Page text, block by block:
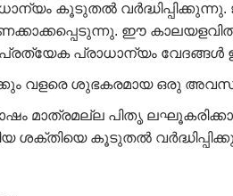
കൂടുതൽ വർദ്ധിപ്പിക്കുന്നു.
കണക്കാക്കപ്പെടുന്നു. ഈ
പ്രാധാന്യം വേദങ്ങൾ
വളരെ ശുഭകരമായ ഒരു
മാത്രമല്ല പിതൃ
കൂടുതൽ